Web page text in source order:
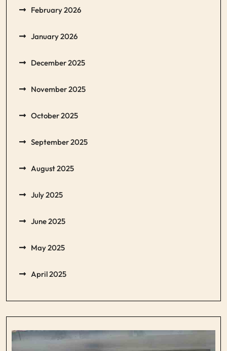
February 2026
January 2026
December 2025
November 2025
October 2025
September 2025
August 2025
July 2025
June 2025
May 2025
April 2025